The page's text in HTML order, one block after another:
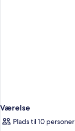
Værelse
Plads til 10 personer